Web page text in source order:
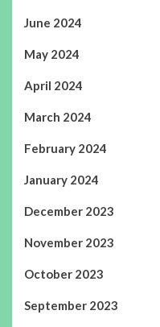
June 2024
May 2024
April 2024
March 2024
February 2024
January 2024
December 2023
November 2023
October 2023
September 2023